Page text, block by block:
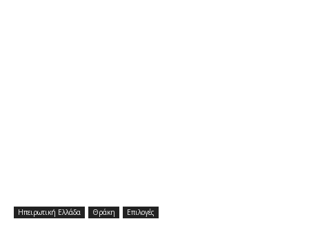
Ηπειρωτική Ελλάδα Θράκη Επιλογές